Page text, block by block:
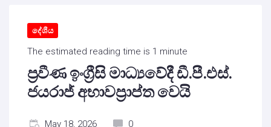
දේශීය
The estimated reading time is 1 minute
ප්‍රවීණ ඉංග්‍රීසි මාධ්‍යවේදී ඩී.පී.එස්.
ජයරාජ් අභාවප්‍රාප්ත වෙයි
May 18, 2026 0